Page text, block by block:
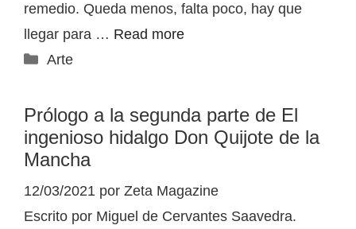
remedio. Queda menos, falta poco, hay que
llegar para … Read more
Categorías
Arte
Prólogo a la segunda parte de El
ingenioso hidalgo Don Quijote de la
Mancha
12/03/2021 por Zeta Magazine
Escrito por Miguel de Cervantes Saavedra.